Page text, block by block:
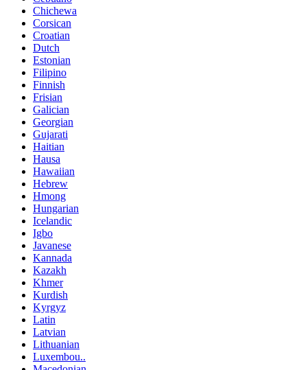
Chichewa
Corsican
Croatian
Dutch
Estonian
Filipino
Finnish
Frisian
Galician
Georgian
Gujarati
Haitian
Hausa
Hawaiian
Hebrew
Hmong
Hungarian
Icelandic
Igbo
Javanese
Kannada
Kazakh
Khmer
Kurdish
Kyrgyz
Latin
Latvian
Lithuanian
Luxembou..